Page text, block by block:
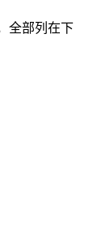
全部列在下